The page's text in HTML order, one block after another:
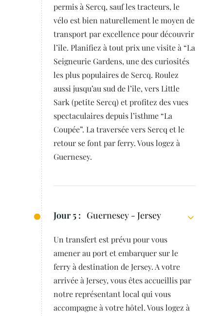
permis à Sercq, sauf les tracteurs, le
vélo est bien naturellement le moyen de
transport par excellence pour découvrir
l’île. Planifiez à tout prix une visite à “La
Seigneurie Gardens, une des curiosités
les plus populaires de Sercq. Roulez
aussi jusqu’au sud de l’île, vers Little
Sark (petite Sercq) et profitez des vues
spectaculaires depuis l’isthme “La
Coupée”. La traversée vers Sercq et le
retour se font par ferry. Vous logez à
Guernesey.
Jour 5 : Guernesey - Jersey
Un transfert est prévu pour vous
amener au port et embarquer sur le
ferry à destination de Jersey. A votre
arrivée à Jersey, vous êtes accueillis par
notre représentant local qui vous
accompagne à votre hôtel. Vous logez à